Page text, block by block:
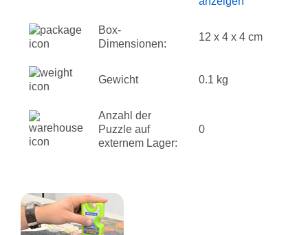
Box-
Dimensionen:
12 x 4 x 4 cm
Gewicht 0.1 kg
Anzahl der
Puzzle auf
externem Lager:
0